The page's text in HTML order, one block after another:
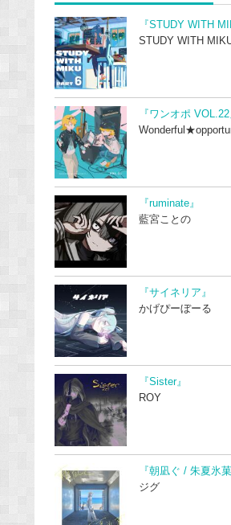
『STUDY WITH
STUDY WITH
『ワンオポ VOL.22
『ruminate』
藍宮ことの
『サイネリア』
かげぴーぼーる
『Sister』
ROY
『朝凪ぐ / 朱夏氷菓
ジグ